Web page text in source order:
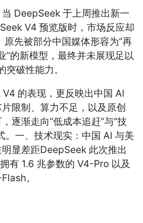
DeepSeek 于上周推出新一
V4 预览版时，市场反应却
原先被部分中国媒体形容为“再
”的新模型，最终并未展现足以
突破性能力。
的表现，更反映出中国 AI
限制、算力不足，以及原创
逐渐走向“低成本追赶”与“技
。一、技术现实：中国 AI 与美
显差距DeepSeek 此次推出
有 1.6 兆参数的 V4-Pro 以及
。